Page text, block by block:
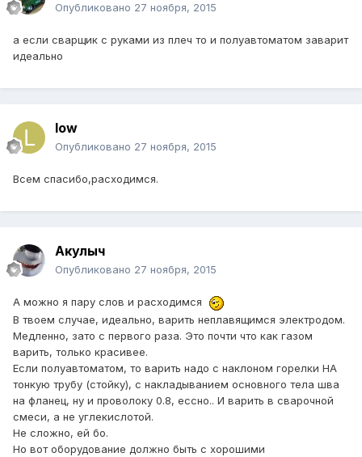
Опубликовано 27 ноября, 2015
а если сварщик с руками из плеч то и полуавтоматом заварит
идеально
low
Опубликовано 27 ноября, 2015
Всем спасибо,расходимся.
Акулыч
Опубликовано 27 ноября, 2015
А можно я пару слов и расходимся
В твоем случае, идеально, варить неплавящимся электродом.
Медленно, зато с первого раза. Это почти что как газом
варить, только красивее.
Если полуавтоматом, то варить надо с наклоном горелки НА
тонкую трубу (стойку), с накладыванием основного тела шва
на фланец, ну и проволоку 0.8, ессно.. И варить в сварочной
смеси, а не углекислотой.
Не сложно, ей бо.
Но вот оборудование должно быть с хорошими